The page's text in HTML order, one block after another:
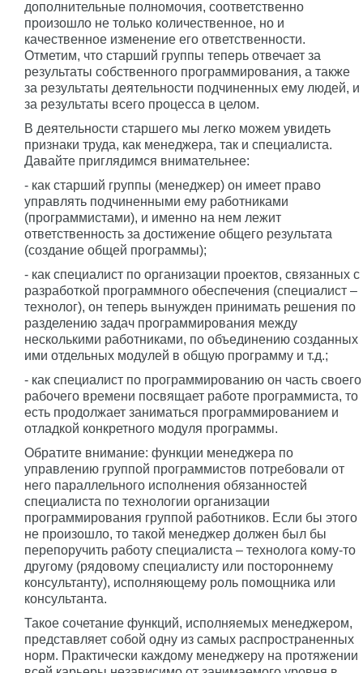
дополнительные полномочия, соответственно
произошло не только количественное, но и
качественное изменение его ответственности.
Отметим, что старший группы теперь отвечает за
результаты собственного программирования, а также
за результаты деятельности подчиненных ему людей, и
за результаты всего процесса в целом.
В деятельности старшего мы легко можем увидеть
признаки труда, как менеджера, так и специалиста.
Давайте приглядимся внимательнее:
- как старший группы (менеджер) он имеет право
управлять подчиненными ему работниками
(программистами), и именно на нем лежит
ответственность за достижение общего результата
(создание общей программы);
- как специалист по организации проектов, связанных с
разработкой программного обеспечения (специалист –
технолог), он теперь вынужден принимать решения по
разделению задач программирования между
несколькими работниками, по объединению созданных
ими отдельных модулей в общую программу и т.д.;
- как специалист по программированию он часть своего
рабочего времени посвящает работе программиста, то
есть продолжает заниматься программированием и
отладкой конкретного модуля программы.
Обратите внимание: функции менеджера по
управлению группой программистов потребовали от
него параллельного исполнения обязанностей
специалиста по технологии организации
программирования группой работников. Если бы этого
не произошло, то такой менеджер должен был бы
перепоручить работу специалиста – технолога кому-то
другому (рядовому специалисту или постороннему
консультанту), исполняющему роль помощника или
консультанта.
Такое сочетание функций, исполняемых менеджером,
представляет собой одну из самых распространенных
норм. Практически каждому менеджеру на протяжении